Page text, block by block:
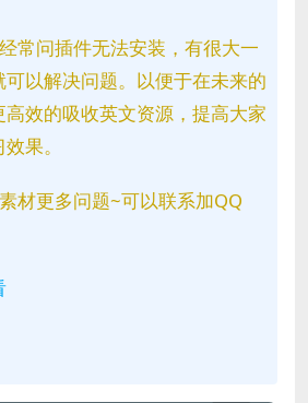
常问插件无法安装，有很大一
以解决问题。以便于在未来的
效的吸收英文资源，提高大家
果。
材更多问题~可以联系加QQ